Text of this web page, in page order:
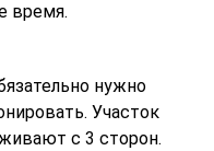
время.
нужно
Участок
с 3 сторон.